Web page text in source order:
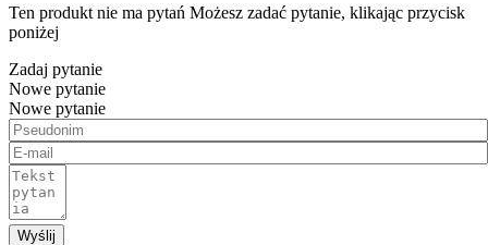
Ten produkt nie ma pytań Możesz zadać pytanie, klikając przycisk
poniżej
Zadaj pytanie
Nowe pytanie
Nowe pytanie
Wyślij